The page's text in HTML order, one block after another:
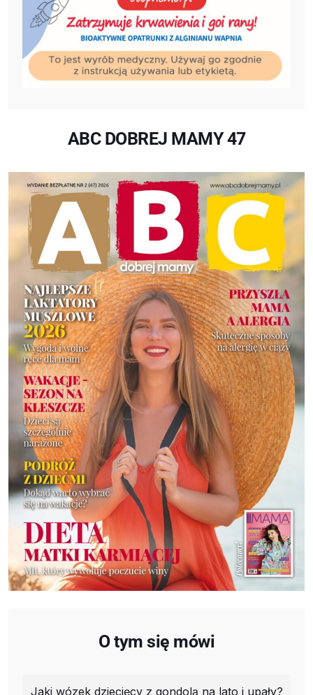
ABC DOBREJ MAMY 47
O tym się mówi
Jaki wózek dziecięcy z gondolą na lato i upały?